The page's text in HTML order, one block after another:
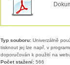
Typ souboru:Univerzálně
tisknout jej lze např. v
doporučován k použití na
Počet stažení:566